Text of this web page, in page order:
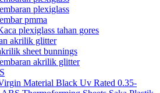
plexiglass
pmma
plexiglass tahan gores
akrilik glitter
sheet bunnings
akrilik glitter
Material Black Uv Rated 0.35-